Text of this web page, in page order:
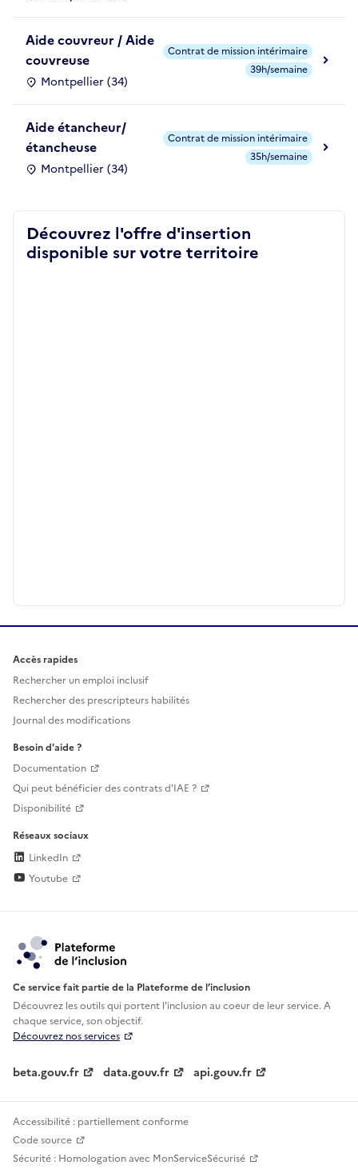
Aide couvreur / Aide
couvreuse
Montpellier (34)
Contrat de mission intérimaire
39h/semaine
Aide étancheur/
étancheuse
Montpellier (34)
Contrat de mission intérimaire
35h/semaine
Découvrez l'offre d'insertion
disponible sur votre territoire
Accès rapides
Rechercher un emploi inclusif
Rechercher des prescripteurs habilités
Journal des modifications
Besoin d'aide ?
Documentation
Qui peut bénéficier des contrats d'IAE ?
Disponibilité
Réseaux sociaux
LinkedIn
Youtube
Ce service fait partie de la Plateforme de l’inclusion
Découvrez les outils qui portent l'inclusion aucoeur de leur service. A
chaque service, son objectif.
Découvrez nos services
beta.gouv.fr data.gouv.fr api.gouv.fr
Accessibilité : partiellement conforme
Code source
Sécurité : Homologation avec MonServiceSécurisé